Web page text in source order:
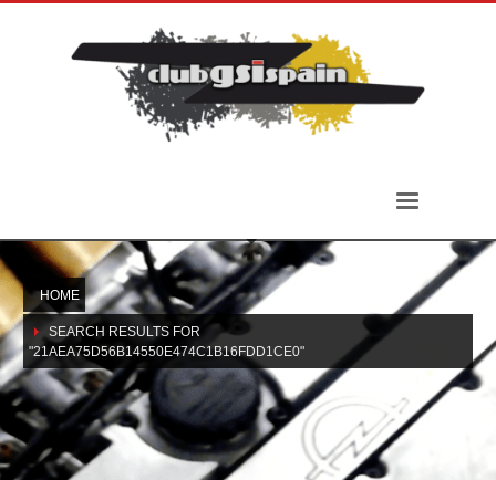
HOME
SEARCH RESULTS FOR
"21AEA75D56B14550E474C1B16FDD1CE0"